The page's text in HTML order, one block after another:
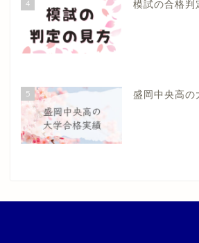
4 模試の合格判
5 盛岡中央高の